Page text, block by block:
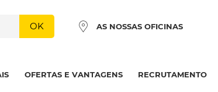
OK AS NOSSAS OFICINAS
OFERTAS E VANTAGENS RECRUTAMENTO